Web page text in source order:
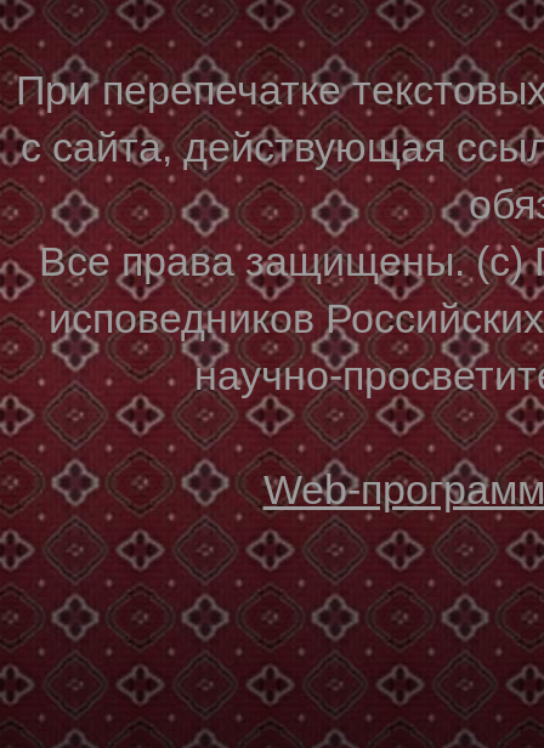
При перепечатке
с сайта, действующая
Все права защищены. (с)
исповедников
научно-
Web-